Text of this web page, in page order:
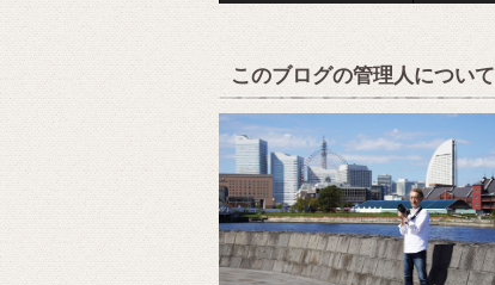
このブログの管理人について